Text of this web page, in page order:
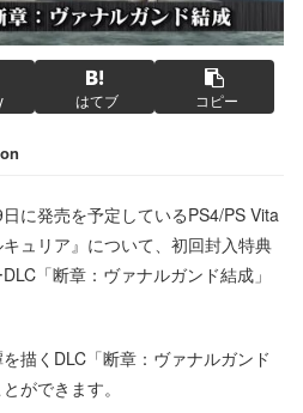
はてブ コピー
に発売を予定しているPS4/PS Vita
ュリア』について、初回封入特典
「断章：ヴァナルガンド結成」
描くDLC「断章：ヴァナルガンド
ができます。